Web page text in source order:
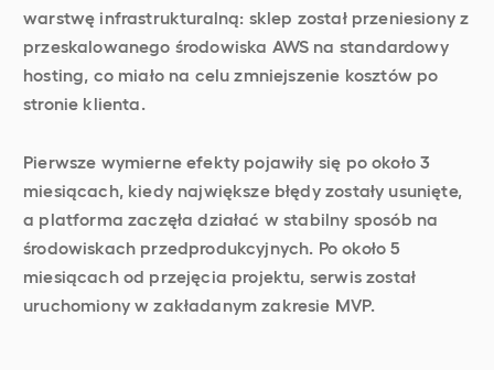
warstwę infrastrukturalną: sklep został przeniesiony z
przeskalowanego środowiska AWS na standardowy
hosting, co miało na celu zmniejszenie kosztów po
stronie klienta.
Pierwsze wymierne efekty pojawiły się po około 3
miesiącach, kiedy największe błędy zostały usunięte,
a platforma zaczęła działać w stabilny sposób na
środowiskach przedprodukcyjnych. Po około 5
miesiącach od przejęcia projektu, serwis został
uruchomiony w zakładanym zakresie MVP.